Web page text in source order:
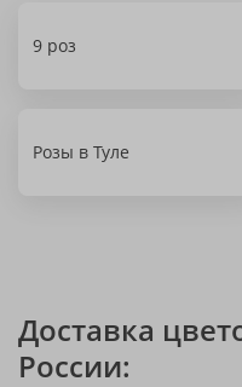
9 роз
Розы в Туле
Доставка
России: